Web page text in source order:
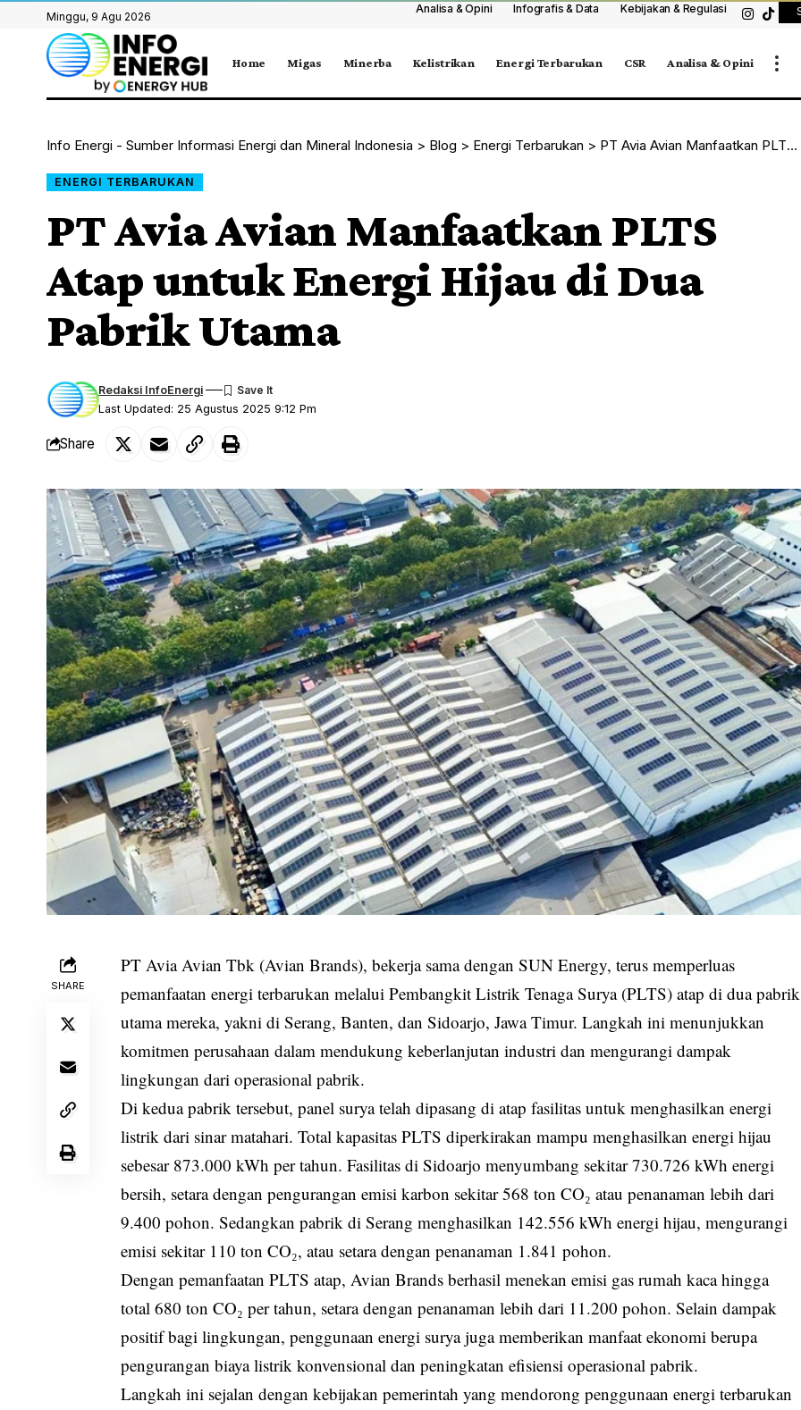
Minggu, 9 Agu 2026
Analisa & Opini Infografis & Data Kebijakan & Regulasi
Home Migas Minerba Kelistrikan Energi Terbarukan CSR Analisa & Opini
Info Energi - Sumber Informasi Energi dan Mineral Indonesia > Blog > Energi Terbarukan > PT Avia Avian Manfaatkan PLTS Atap untuk Energi Hijau di Dua Pabrik Utama
ENERGI TERBARUKAN
PT Avia Avian Manfaatkan PLTS
Atap untuk Energi Hijau di Dua
Pabrik Utama
Last Updated: 25 Agustus 2025 9:12 Pm
Redaksi InfoEnergi
Share
SHARE
PT Avia Avian Tbk (Avian Brands), bekerja sama dengan SUN Energy, terus memperluas
pemanfaatan energi terbarukan melalui Pembangkit Listrik Tenaga Surya (PLTS) atap di dua pabrik
utama mereka, yakni di Serang, Banten, dan Sidoarjo, Jawa Timur. Langkah ini menunjukkan
komitmen perusahaan dalam mendukung keberlanjutan industri dan mengurangi dampak
lingkungan dari operasional pabrik.
Di kedua pabrik tersebut, panel surya telah dipasang di atap fasilitas untuk menghasilkan energi
listrik dari sinar matahari. Total kapasitas PLTS diperkirakan mampu menghasilkan energi hijau
sebesar 873.000 kWh per tahun. Fasilitas di Sidoarjo menyumbang sekitar 730.726 kWh energi
bersih, setara dengan pengurangan emisi karbon sekitar 568 ton CO₂ atau penanaman lebih dari
9.400 pohon. Sedangkan pabrik di Serang menghasilkan 142.556 kWh energi hijau, mengurangi
emisi sekitar 110 ton CO₂, atau setara dengan penanaman 1.841 pohon.
Dengan pemanfaatan PLTS atap, Avian Brands berhasil menekan emisi gas rumah kaca hingga
total 680 ton CO₂ per tahun, setara dengan penanaman lebih dari 11.200 pohon. Selain dampak
positif bagi lingkungan, penggunaan energi surya juga memberikan manfaat ekonomi berupa
pengurangan biaya listrik konvensional dan peningkatan efisiensi operasional pabrik.
Langkah ini sejalan dengan kebijakan pemerintah yang mendorong penggunaan energi terbarukan